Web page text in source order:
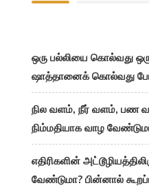
ஒரு பல்லியை கொல்வது
ஷாத்தானைக் கொல்வது
நில வளம், நீர் வளம், பண
நிம்மதியாக வாழ
எதிரிகளின்
வேண்டுமா? பின்னால்